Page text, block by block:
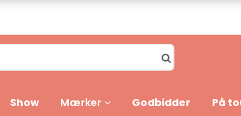
Show Mærker Godbidder På